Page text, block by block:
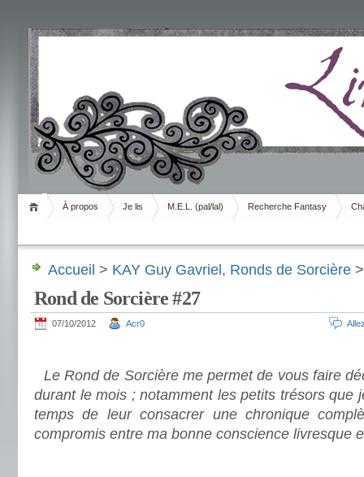
Livrement
À propos Je lis M.E.L. (pal/lal) Recherche Fantasy
Accueil > KAY Guy Gavriel , Ronds de Sorcière
Rond de Sorcière #27
07/10/2012 Acr0
Le Rond de Sorcière me permet de vous faire
durant le mois ; notamment les petits trésors que
temps de leur consacrer une chronique
compromis entre ma bonne conscience livresque